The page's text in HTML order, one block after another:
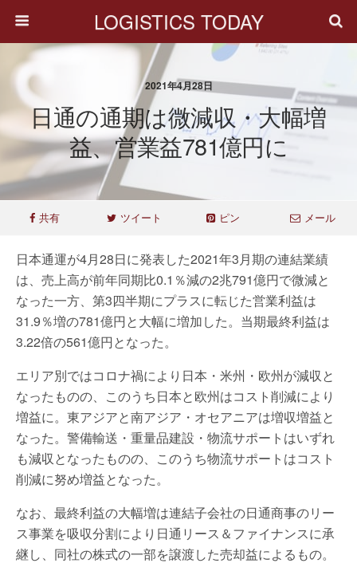
LOGISTICS TODAY
2021年4月28日
日通の通期は微減収・大幅増
益、営業益781億円に
共有 ツイート ピン メール
日本通運が4月28日に発表した2021年3月期の連結業績
は、売上高が前年同期比0.1％減の2兆791億円で微減と
なった一方、第3四半期にプラスに転じた営業利益は
31.9％増の781億円と大幅に増加した。当期最終利益は
3.22倍の561億円となった。
エリア別ではコロナ禍により日本・米州・欧州が減収と
なったものの、このうち日本と欧州はコスト削減により
増益に。東アジアと南アジア・オセアニアは増収増益と
なった。警備輸送・重量品建設・物流サポートはいずれ
も減収となったものの、このうち物流サポートはコスト
削減に努め増益となった。
なお、最終利益の大幅増は連結子会社の日通商事のリー
ス事業を吸収分割により日通リース＆ファイナンスに承
継し、同社の株式の一部を譲渡した売却益によるもの。